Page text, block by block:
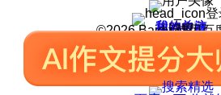
登
我的关注
我的收藏
皮肤中心
用户反馈
设置
©2026 Baidu 使用百